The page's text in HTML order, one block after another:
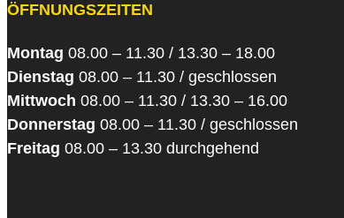
ÖFFNUNGSZEITEN
Montag 08.00 – 11.30 / 13.30 – 18.00
Dienstag 08.00 – 11.30 / geschlossen
Mittwoch 08.00 – 11.30 / 13.30 – 16.00
Donnerstag 08.00 – 11.30 / geschlossen
Freitag 08.00 – 13.30 durchgehend